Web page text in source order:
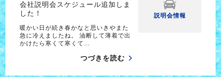
会社説明会スケジュール追加しま
した！
暖かい日が続き春かなと思いきやまた
急に冷えましたね。 油断して薄着で出
かけたら寒くて寒くて…
つづきを読む
説明会情報